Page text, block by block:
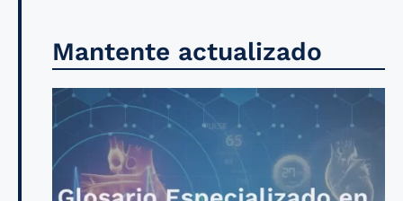
Mantente actualizado